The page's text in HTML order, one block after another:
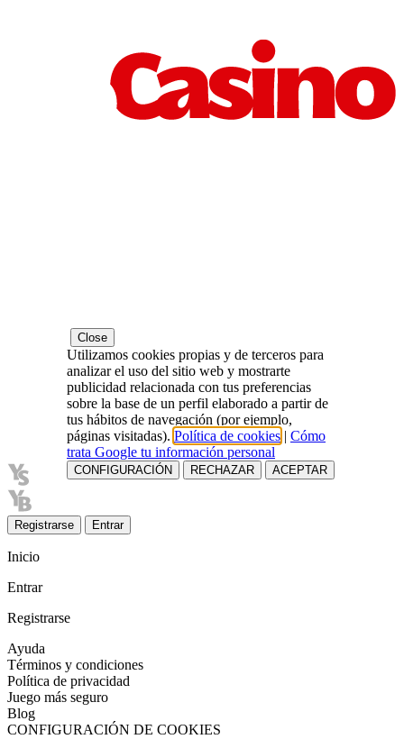
Registrarse Entrar
Inicio
Entrar
Registrarse
Ayuda
Términos y condiciones
Política de privacidad
Juego más seguro
Blog
CONFIGURACIÓN DE COOKIES
Close
Utilizamos cookies propias y de terceros para
analizar el uso del sitio web y mostrarte
publicidad relacionada con tus preferencias
sobre la base de un perfil elaborado a partir de
tus hábitos de navegación (por ejemplo,
páginas visitadas). Política de cookies | Cómo
trata Google tu información personal
CONFIGURACIÓN RECHAZAR ACEPTAR